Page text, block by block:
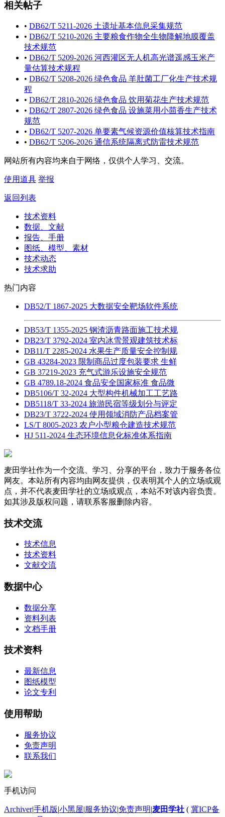
相关帖子
• DB62/T 5211-2026 土遗址基本信息采集规范
• DB62/T 5210-2026 主要粮食作物全生物降解地膜覆盖
技术规范
• DB62/T 5209-2026 河西灌区无人机高光谱遥感玉米产
量估算技术规程
• DB62/T 5208-2026 绿色食品 羊肚菌工厂化生产技术规
程
• DB62/T 2810-2026 绿色食品 饮用菊花生产技术规范
• DB62/T 2807-2026 绿色食品 设施菜用小茴香生产技术
规范
• DB62/T 5207-2026 单要素气候资源价值核算技术指南
• DB62/T 5206-2026 通信系统隔离式防雷技术规范
网站所有内容均来自于网络，仅供个人学习、交流。
使用道具 举报
返回列表
技术资料
数据、文献
报告、手册
图纸、模型、素材
技术动态
技术求助
热门内容
DB52/T 1867-2025 大数据安全靶场软件系统
DB53/T 1355-2025 钢渣沥青路面施工技术规
DB23/T 3792-2024 室内冰雪景观建筑技术标
DB11/T 2285-2024 水果生产质量安全控制规
GB 43284-2023 限制商品过度包装要求 生鲜
GB 37219-2023 充气式游乐设施安全规范
GB 4789.18-2024 食品安全国家标准 食品微
DB5106/T 32-2024 大型构件机械加工工艺路
DB5118/T 33-2024 旅游民宿等级划分与评定
DB23/T 3722-2024 使用领域消防产品档案管
LS/T 8005-2023 农户小型粮仓建造技术规范
HJ 511-2024 生态环境信息化标准体系指南
麦田学社作为一个交流、学习、分享的平台，致力于服务各位
网友。本站所有内容均由网友提供，仅表明其个人的立场或观
点，并不代表麦田学社的立场或观点，本站不对该内容负责。
如其涉及版权问题，请联系客服删除内容。
技术交流
技术信息
技术资料
文献交流
数据中心
数据分享
资料列表
文档手册
技术资料
最新信息
图纸模型
论文专利
使用帮助
服务协议
免责声明
联系我们
手机访问
Archiver|手机版|小黑屋|服务协议|免责声明|麦田学社 ( 冀ICP备